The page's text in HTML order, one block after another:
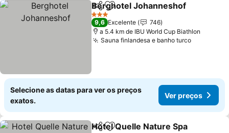
PartilharAdicionar aos favoritos
Berghotel Johanneshof
3 Estrelas
9,6 Excelente
746
a 5.4 km de IBU World Cup Biathlon
Sauna finlandesa e banho turco
Selecione as datas para ver os preços
exatos.
Ver preços
Partilhar
Hotel Quelle Nature Spa